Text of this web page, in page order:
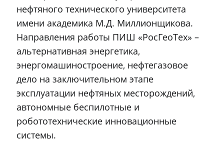
нефтяного технического университета
имени академика М.Д. Миллионщикова.
Направления работы ПИШ «РосГеоТех» –
альтернативная энергетика,
энергомашиностроение, нефтегазовое
дело на заключительном этапе
эксплуатации нефтяных месторождений,
автономные беспилотные и
робототехнические инновационные
системы.